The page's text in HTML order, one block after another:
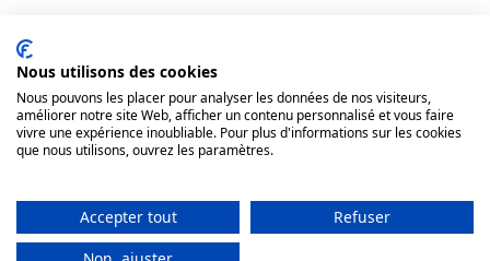
Nous utilisons des cookies
Nous pouvons les placer pour analyser les données de nos visiteurs,
améliorer notre site Web, afficher un contenu personnalisé et vous faire
vivre une expérience inoubliable. Pour plus d'informations sur les cookies
que nous utilisons, ouvrez les paramètres.
Accepter tout
Refuser